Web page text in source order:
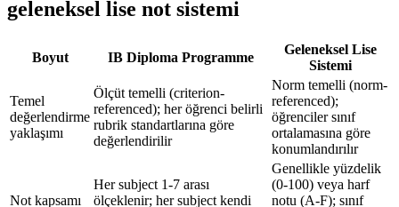
geleneksel lise not sistemi
Boyut IB Diploma Programme
Geleneksel Lise
Sistemi
Temel
değerlendirme
yaklaşımı
Ölçüt temelli (criterion-
referenced); her öğrenci belirli
rubrik standartlarına göre
değerlendirilir
Norm temelli (norm-
referenced);
öğrenciler sınıf
ortalamasına göre
konumlandırılır
Not kapsamı
Her subject 1-7 arası
ölçeklenir; her subject kendi
Genellikle yüzdelik
(0-100) veya harf
notu (A-F); sınıf